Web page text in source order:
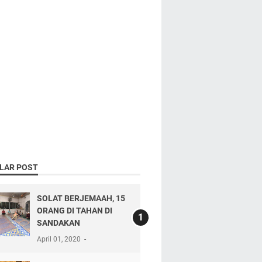
POST
SOLAT BERJEMAAH, 15
ORANG DI TAHAN DI
SANDAKAN
April 01, 2020